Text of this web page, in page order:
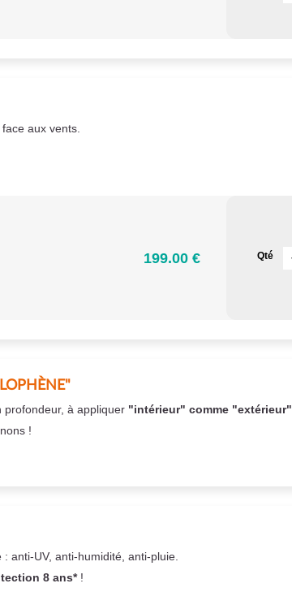
face aux vents.
199.00 € Qté
profondeur, à appliquer "intérieur" comme "extérieur"
!
: anti-UV, anti-humidité, anti-pluie.
8 ans*!